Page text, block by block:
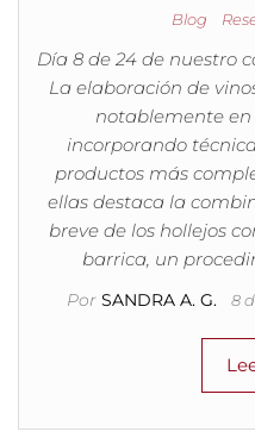
Blog
Día 8 de 24 de nuestro
La elaboración de
notablemente en
incorporando
productos más
ellas destaca la
breve de los hollejos
barrica, un
Por SANDRA A. G. 8